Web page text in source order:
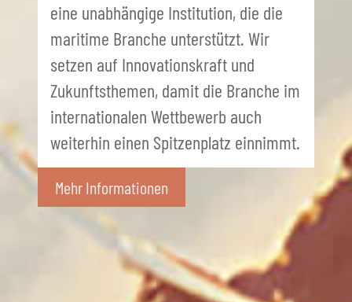
eine unabhängige Institution, die die
maritime Branche unterstützt. Wir
setzen auf Innovationskraft und
Zukunftsthemen, damit die Branche im
internationalen Wettbewerb auch
weiterhin einen Spitzenplatz einnimmt.
Mehr Informationen